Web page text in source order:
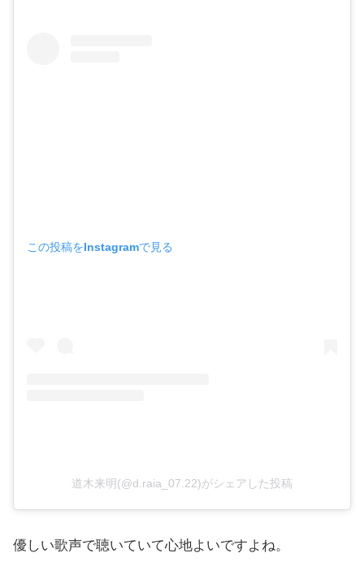
この投稿をInstagramで見る
道木来明(@d.raia_07.22)がシェアした投稿
優しい歌声で聴いていて心地よいですよね。